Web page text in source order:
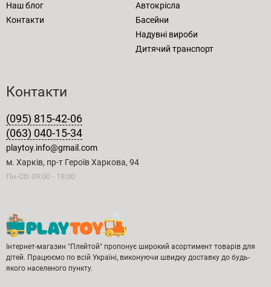
Наш блог
Контакти
Автокрісла
Басейни
Надувні вироби
Дитячий транспорт
Контакти
(095) 815-42-06
(063) 040-15-34
playtoy.info@gmail.com
м. Харків, пр-т Героїв Харкова, 94
Пн-Сб: 09:00 - 18:00
Інтернет-магазин "Плейтой" пропонує широкий асортимент товарів для
дітей. Працюємо по всій Україні, виконуючи швидку доставку до будь-
якого населеного пункту.